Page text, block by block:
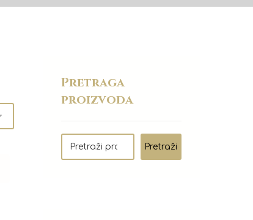
Pretraga
proizvoda
Pretraži